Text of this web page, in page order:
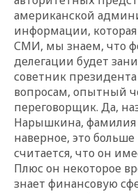
американской
информации,
СМИ, мы знаем, что
делегации будет
советник
вопросам, опытный
переговорщик. Да,
Нарышкина,
наверное, это
считается, что он
Плюс он некоторое
знает финансовую